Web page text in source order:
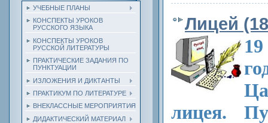
УЧЕБНЫЕ ПЛАНЫ
КОНСПЕКТЫ УРОКОВ
РУССКОГО ЯЗЫКА
КОНСПЕКТЫ УРОКОВ
РУССКОЙ ЛИТЕРАТУРЫ
ПРАКТИЧЕСКИЕ ЗАДАНИЯ ПО
ПУНКТУАЦИИ
ИЗЛОЖЕНИЯ И ДИКТАНТЫ
ПРАКТИКУМ ПО ЛИТЕРАТУРЕ
ВНЕКЛАССНЫЕ МЕРОПРИЯТИЯ
ДИДАКТИЧЕСКИЙ МАТЕРИАЛ
Лицей
лицея.